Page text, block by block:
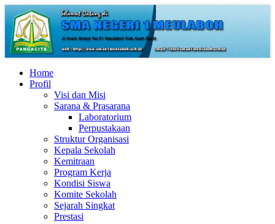
Home
Profil
Visi dan Misi
Sarana & Prasarana
Laboratorium
Perpustakaan
Struktur Organisasi
Kepala Sekolah
Kemitraan
Program Kerja
Kondisi Siswa
Komite Sekolah
Sejarah Singkat
Prestasi